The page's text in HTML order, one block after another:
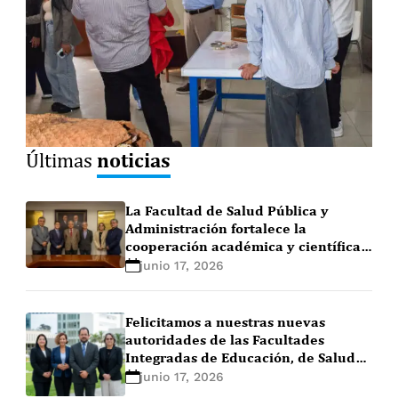
Últimasnoticias
La Facultad de Salud Pública y
Administración fortalece la
cooperación académica y científica
con AOTS Perú
junio 17, 2026
Felicitamos a nuestras nuevas
autoridades de las Facultades
Integradas de Educación, de Salud
Pública y Administración, y de
junio 17, 2026